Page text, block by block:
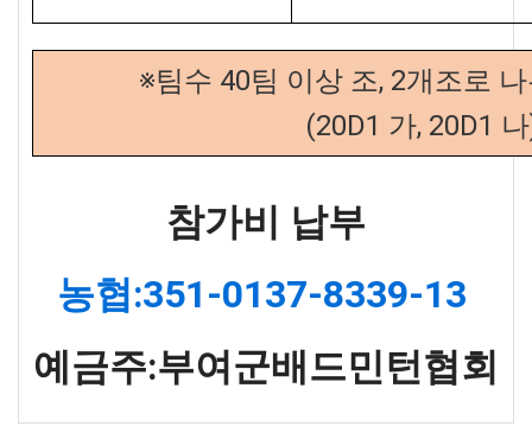
※팀수 40팀 이상 조, 2개조로
(20D1 가, 20D1
참가비 납부
농협:351-0137-8339-13
예금주:부여군배드민턴협회